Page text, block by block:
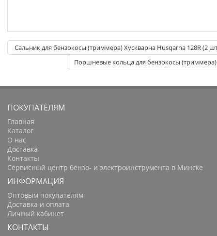
Сальник для бензокосы (триммера) Хускварна Husqarna 128R (2
Поршневые кольца для бензокосы
ПОКУПАТЕЛЯМ
Главная
Каталог
О нас
Доставка
Контакты
Сервисный центр бензо- и электроинструмента в Минске
ИНФОРМАЦИЯ
Оптовым покупателям
Доставка и оплата
Личный кабинет
КОНТАКТЫ